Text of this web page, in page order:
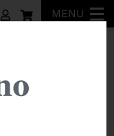
MENU